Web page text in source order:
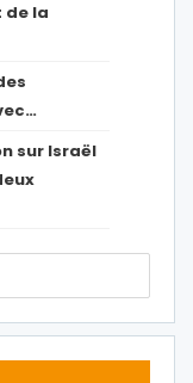
de la
sur Israël